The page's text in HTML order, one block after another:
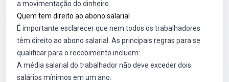
a movimentação do dinheiro.
Quem tem direito ao abono salarial
É importante esclarecer que nem todos os trabalhadores
têm direito ao abono salarial. As principais regras para se
qualificar para o recebimento incluem:
A média salarial do trabalhador não deve exceder dois
salários mínimos em um ano.